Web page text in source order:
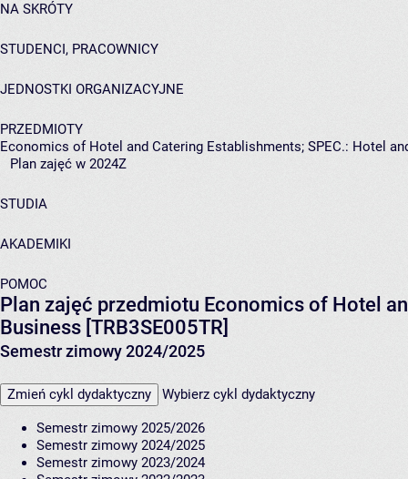
NA SKRÓTY
STUDENCI, PRACOWNICY
JEDNOSTKI ORGANIZACYJNE
PRZEDMIOTY
Economics of Hotel and Catering Establishments; SPEC.: Hotel
Plan zajęć w 2024Z
STUDIA
AKADEMIKI
POMOC
Plan zajęć przedmiotu Economics of Hotel
Business [TRB3SE005TR]
Semestr zimowy 2024/2025
Zmień cykl dydaktyczny Wybierz cykl dydaktyczny
Semestr zimowy 2025/2026
Semestr zimowy 2024/2025
Semestr zimowy 2023/2024